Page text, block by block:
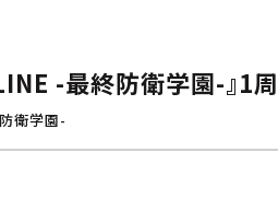
-最終防衛学園-』1
衛学園-